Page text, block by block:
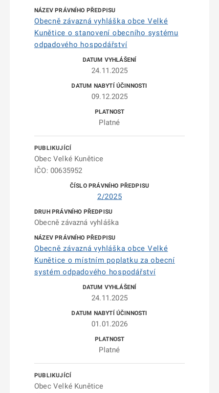
Obecně závazná vyhláška obce Velké
Kunětice o stanovení obecního systému
odpadového hospodářství
24.11.2025
09.12.2025
Platné
Obec Velké Kunětice
IČO: 00635952
2/2025
Obecně závazná vyhláška
Obecně závazná vyhláška obce Velké
Kunětice o místním poplatku za obecní
systém odpadového hospodářství
24.11.2025
01.01.2026
Platné
Obec Velké Kunětice